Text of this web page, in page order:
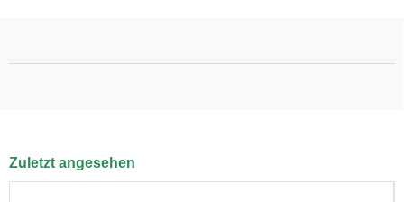
Zuletzt angesehen